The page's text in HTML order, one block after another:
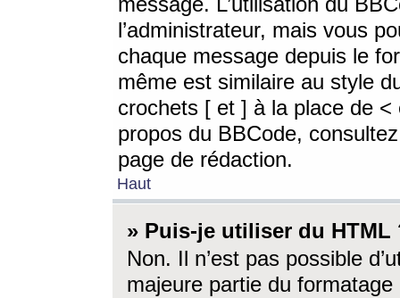
l’administrateur, mais vous
chaque message depuis le
même est similaire au style
crochets [ et ] à la place de <
propos du BBCode,
page de rédaction.
Haut
» Puis-je utiliser du HTML
Non. Il n’est pas possible
majeure partie du